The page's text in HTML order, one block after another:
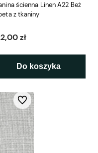
ścienna Linen A22 Beż
z tkaniny
zł
Do koszyka
Do ulubionych